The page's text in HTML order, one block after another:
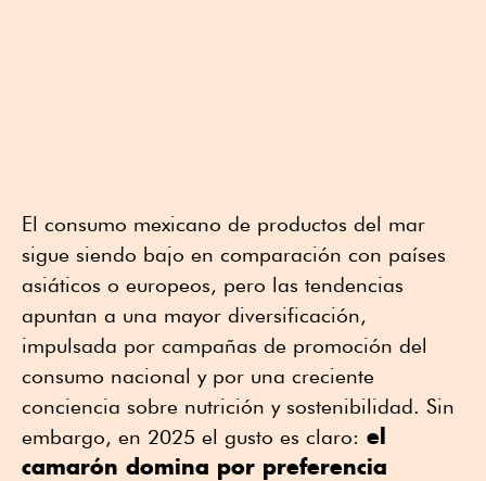
El consumo mexicano de productos del mar
sigue siendo bajo en comparación con países
asiáticos o europeos, pero las tendencias
apuntan a una mayor diversificación,
impulsada por campañas de promoción del
consumo nacional y por una creciente
conciencia sobre nutrición y sostenibilidad. Sin
embargo, en 2025 el gusto es claro: el
camarón domina por preferencia